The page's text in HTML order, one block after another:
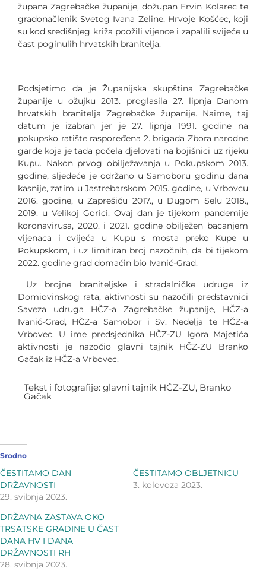
župana Zagrebačke županije, dožupan Ervin Kolarec te
gradonačlenik Svetog Ivana Zeline, Hrvoje Košćec, koji
su kod središnjeg križa poožili vijence i zapalili svijeće u
čast poginulih hrvatskih branitelja.
Podsjetimo da je Županijska skupština Zagrebačke
županije u ožujku 2013. proglasila 27. lipnja Danom
hrvatskih branitelja Zagrebačke županije. Naime, taj
datum je izabran jer je 27. lipnja 1991. godine na
pokupsko ratište raspoređena 2. brigada Zbora narodne
garde koja je tada počela djelovati na bojišnici uz rijeku
Kupu. Nakon prvog obilježavanja u Pokupskom 2013.
godine, sljedeće je održano u Samoboru godinu dana
kasnije, zatim u Jastrebarskom 2015. godine, u Vrbovcu
2016. godine, u Zaprešiću 2017., u Dugom Selu 2018.,
2019. u Velikoj Gorici. Ovaj dan je tijekom pandemije
koronavirusa, 2020. i 2021. godine obilježen bacanjem
vijenaca i cvijeća u Kupu s mosta preko Kupe u
Pokupskom, i uz limitiran broj nazočnih, da bi tijekom
2022. godine grad domaćin bio Ivanić-Grad.
Uz brojne braniteljske i stradalničke udruge iz
Domiovinskog rata, aktivnosti su nazočili predstavnici
Saveza udruga HČZ-a Zagrebačke županije, HČZ-a
Ivanić-Grad, HČZ-a Samobor i Sv. Nedelja te HČZ-a
Vrbovec. U ime predsjednika HČZ-ZU Igora Majetića
aktivnosti je nazočio glavni tajnik HČZ-ZU Branko
Gačak iz HČZ-a Vrbovec.
Tekst i fotografije: glavni tajnik HČZ-ZU, Branko
Gačak
Srodno
ČESTITAMO DAN
DRŽAVNOSTI
29. svibnja 2023.
ČESTITAMO OBLJETNICU
3. kolovoza 2023.
DRŽAVNA ZASTAVA OKO
TRSATSKE GRADINE U ČAST
DANA HV I DANA
DRŽAVNOSTI RH
28. svibnja 2023.